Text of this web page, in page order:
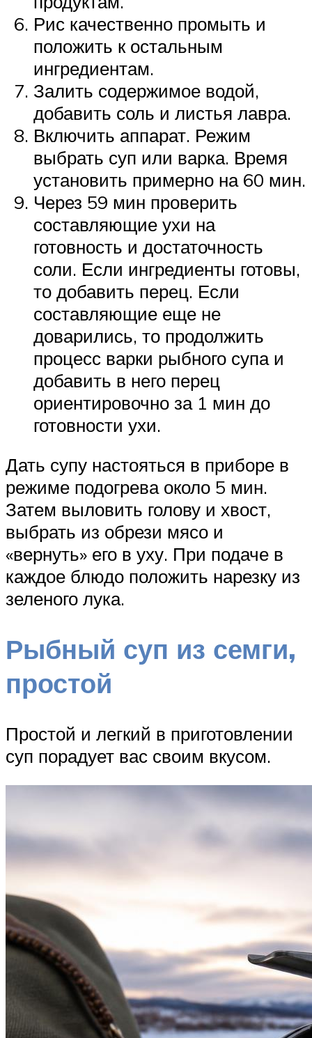
Рис качественно промыть и
положить к остальным
ингредиентам.
Залить содержимое водой,
добавить соль и листья лавра.
Включить аппарат. Режим
выбрать суп или варка. Время
установить примерно на 60 мин.
Через 59 мин проверить
составляющие ухи на
готовность и достаточность
соли. Если ингредиенты готовы,
то добавить перец. Если
составляющие еще не
доварились, то продолжить
процесс варки рыбного супа и
добавить в него перец
ориентировочно за 1 мин до
готовности ухи.
Дать супу настояться в приборе в
режиме подогрева около 5 мин.
Затем выловить голову и хвост,
выбрать из обрези мясо и
«вернуть» его в уху. При подаче в
каждое блюдо положить нарезку из
зеленого лука.
Рыбный суп из семги,
простой
Простой и легкий в приготовлении
суп порадует вас своим вкусом.